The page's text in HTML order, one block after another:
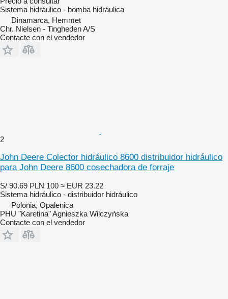
Sistema hidráulico - bomba hidráulica
Dinamarca, Hemmet
Chr. Nielsen - Tingheden A/S
Contacte con el vendedor
2
John Deere Colector hidráulico 8600 distribuidor hidráulico
para John Deere 8600 cosechadora de forraje
S/ 90.69 PLN 100 ≈ EUR 23.22
Sistema hidráulico - distribuidor hidráulico
Polonia, Opalenica
PHU "Karetina" Agnieszka Wilczyńska
Contacte con el vendedor